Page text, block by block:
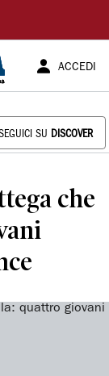
ACCEDI
SU DISCOVER
che